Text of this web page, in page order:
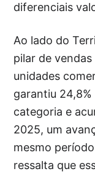
diferenciais
Ao lado do
pilar de
unidades
garantiu
categoria e
2025, um
mesmo
ressalta que